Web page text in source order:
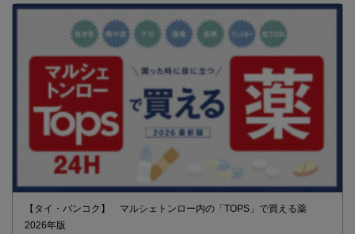
【タイ・バンコク】 マルシェトンロー内の「TOPS」で買える薬
2026年版